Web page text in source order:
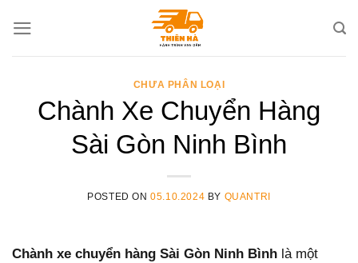
CHƯA PHÂN LOẠI
Chành Xe Chuyển Hàng
Sài Gòn Ninh Bình
POSTED ON05.10.2024 BY QUANTRI
Chành xe chuyển hàng Sài Gòn Ninh Bình là một